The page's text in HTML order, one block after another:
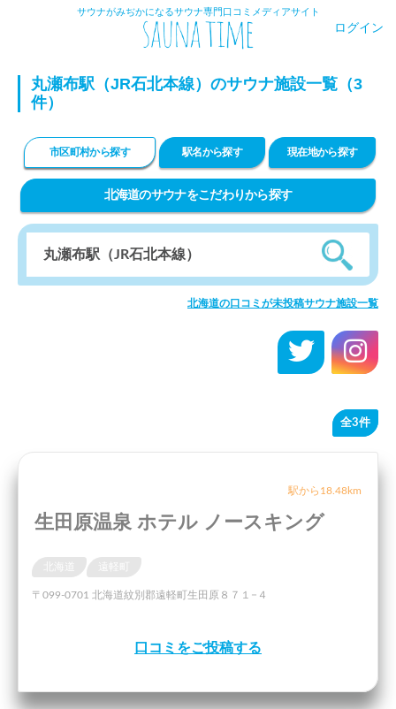
サウナがみぢかになるサウナ専門口コミメディアサイト
ログイン
丸瀬布駅（JR石北本線）のサウナ施設一覧（3
件）
市区町村から探す 駅名から探す 現在地から探す
北海道のサウナをこだわりから探す
北海道の口コミが未投稿サウナ施設一覧
全3件
駅から18.48km
生田原温泉 ホテル ノースキング
〒099-0701 北海道紋別郡遠軽町生田原８７１−４
口コミをご投稿する